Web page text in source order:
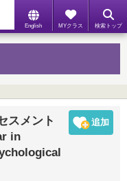
English MYクラス 検索トップ
スメント
in